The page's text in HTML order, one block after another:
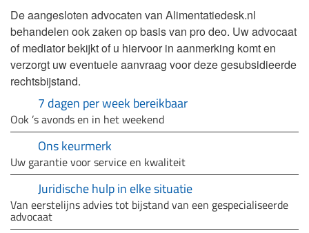
De aangesloten advocaten van Alimentatiedesk.nl
behandelen ook zaken op basis van pro deo. Uw advocaat
of mediator bekijkt of u hiervoor in aanmerking komt en
verzorgt uw eventuele aanvraag voor deze gesubsidieerde
rechtsbijstand.
7 dagen per week bereikbaar
Ook ’s avonds en in het weekend
Ons keurmerk
Uw garantie voor service en kwaliteit
Juridische hulp in elke situatie
Van eerstelijns advies tot bijstand van een gespecialiseerde
advocaat